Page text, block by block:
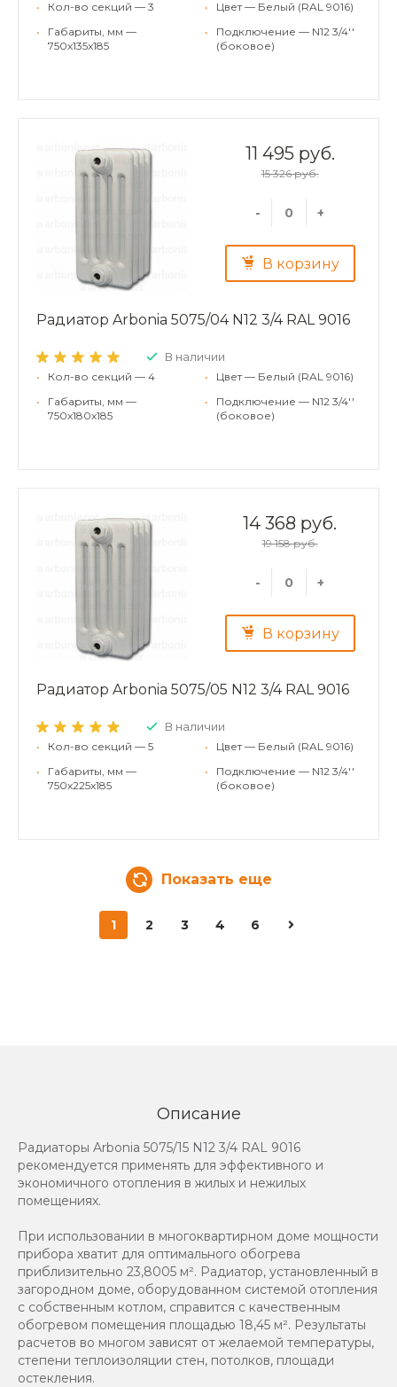
•
Кол-во секций — 3
•
Габариты, мм —
750x135x185
•
Цвет — Белый (RAL 9016)
•
Подключение — N12 3/4''
(боковое)
11 495 руб.
15 326 руб.
- +
В корзину
Радиатор Arbonia 5075/04 N12 3/4 RAL 9016
В наличии
•
Кол-во секций — 4
•
Габариты, мм —
750x180x185
•
Цвет — Белый (RAL 9016)
•
Подключение — N12 3/4''
(боковое)
14 368 руб.
19 158 руб.
- +
В корзину
Радиатор Arbonia 5075/05 N12 3/4 RAL 9016
В наличии
•
Кол-во секций — 5
•
Габариты, мм —
750x225x185
•
Цвет — Белый (RAL 9016)
•
Подключение — N12 3/4''
(боковое)
Показать еще
1 2 3 4 6
Описание
Радиаторы Arbonia 5075/15 N12 3/4 RAL 9016
рекомендуется применять для эффективного и
экономичного отопления в жилых и нежилых
помещениях.
При использовании в многоквартирном доме мощности
прибора хватит для оптимального обогрева
приблизительно 23,8005 м². Радиатор, установленный в
загородном доме, оборудованном системой отопления
с собственным котлом, справится с качественным
обогревом помещения площадью 18,45 м². Результаты
расчетов во многом зависят от желаемой температуры,
степени теплоизоляции стен, потолков, площади
остекления.